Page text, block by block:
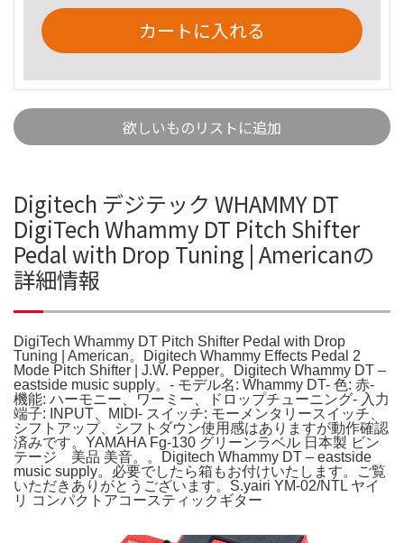
カートに入れる
欲しいものリストに追加
Digitech デジテック WHAMMY DT
DigiTech Whammy DT Pitch Shifter
Pedal with Drop Tuning | Americanの
詳細情報
DigiTech Whammy DT Pitch Shifter Pedal with Drop
Tuning | American。Digitech Whammy Effects Pedal 2
Mode Pitch Shifter | J.W. Pepper。Digitech Whammy DT –
eastside music supply。- モデル名: Whammy DT- 色: 赤-
機能: ハーモニー、ワーミー、ドロップチューニング- 入力
端子: INPUT、MIDI- スイッチ: モーメンタリースイッチ、
シフトアップ、シフトダウン使用感はありますが動作確認
済みです。YAMAHA Fg-130 グリーンラベル 日本製 ビン
テージ 美品 美音。。Digitech Whammy DT – eastside
music supply。必要でしたら箱もお付けいたします。ご覧
いただきありがとうございます。S.yairi YM-02/NTL ヤイ
リ コンパクトアコースティックギター